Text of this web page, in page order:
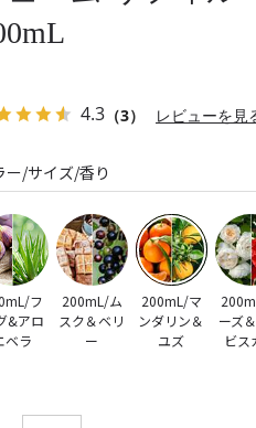
4.3 （3） レビューを見
ー/サイズ/香り
フ
&アロ
ベラ
200mL/ム
スク＆ベリ
ー
200mL/マ
ンダリン＆
ユズ
ーズ
ビス